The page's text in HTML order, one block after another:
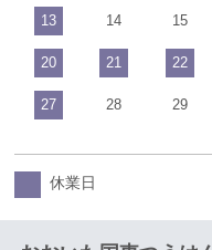
13 14 15
20 21 22
27 28 29
休業日